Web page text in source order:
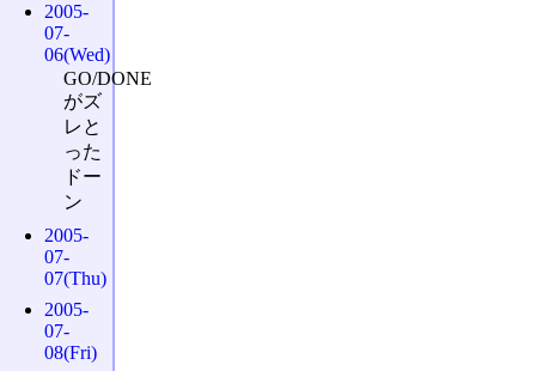
2005-
07-
06(Wed)
GO/DONE
がズ
レと
った
ドー
ン
2005-
07-
07(Thu)
2005-
07-
08(Fri)